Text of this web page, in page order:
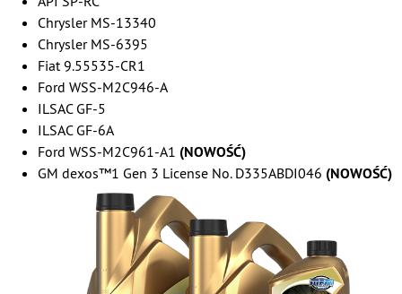
Chrysler MS-13340
Chrysler MS-6395
Fiat 9.55535-CR1
Ford WSS-M2C946-A
ILSAC GF-5
ILSAC GF-6A
Ford WSS-M2C961-A1 (NOWOŚĆ)
GM dexos™1 Gen 3 License No. D335ABDI046 (NOWOŚĆ)